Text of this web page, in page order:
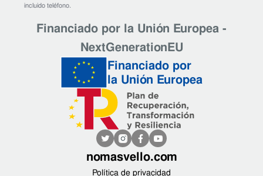
incluido teléfono.
Financiado por la Unión Europea -
NextGenerationEU
Financiado por
la Unión Europea
nomasvello.com
Política de privacidad